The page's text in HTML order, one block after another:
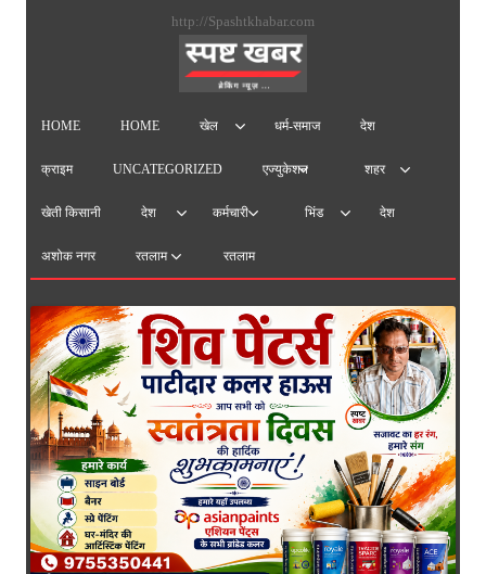
http://Spashtkhabar.com
HOME HOME खेल धर्म-समाज देश
क्राइम UNCATEGORIZED एज्युकेशन शहर
खेती किसानी देश कर्मचारी भिंड देश
अशोक नगर रतलाम रतलाम